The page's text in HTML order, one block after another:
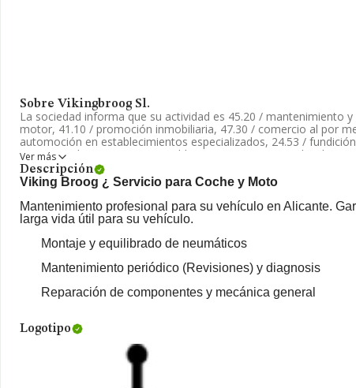
Sobre Vikingbroog Sl.
La sociedad informa que su actividad es 45.20 / mantenimiento
motor, 41.10 / promoción inmobiliaria, 47.30 / comercio al por
automoción en establecimientos especializados, 24.53 /
comercio al por menor en establecimientos no especializados,
el Registro Mercantil como Sociedad Limitada. La actividad de
'%cnae%', cuyo Código es 9531. La compañía no tiene actividad
Su email esvikingbroogsl@gmail.com. Puedes consultar su
La empresa española
núm. 34 Esc 1 Bj 1, (03007), Alicante, Comunidad Valenciana.
En base a la información de la que dispone INFORMA sobre
compañías es de 279 mil euros de ventas. Como información
Ver más
Descripción
Viking Broog ¿ Servicio para Coche y Moto
Mantenimiento profesional para su vehículo en Alicante.
larga vida útil para su vehículo.
Montaje y equilibrado de neumáticos
Mantenimiento periódico (Revisiones) y diagnosis
Reparación de componentes y mecánica general
Logotipo